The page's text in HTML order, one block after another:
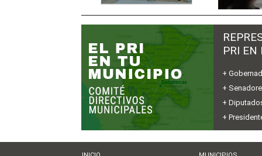
PRI EN
+
+
+
+